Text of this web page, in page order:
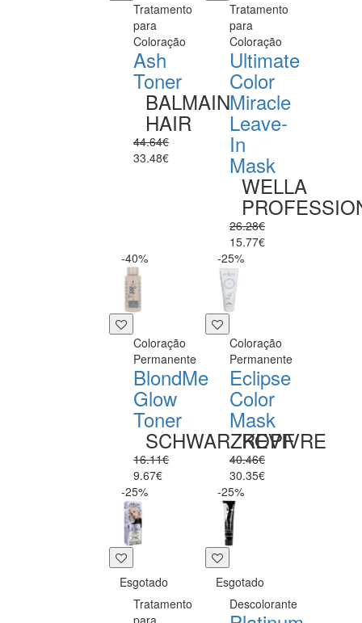
Tratamento
para
Coloração
Ash
Toner
BALMAIN
HAIR
44.64€
33.48€
Tratamento
para
Coloração
Ultimate
Color
Miracle
Leave-
In
Mask
WELLA
26.28€
15.77€
-40%
Coloração
Permanente
BlondMe
Glow
Toner
SCHWARZKOPF
16.11€
9.67€
-25%
Coloração
Permanente
Eclipse
Color
Mask
REVIVRE
40.46€
30.35€
-25%
Esgotado
Tratamento
para
-25%
Esgotado
Descolorante